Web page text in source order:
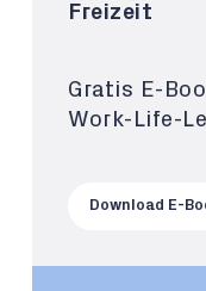
Freizeit
Gratis E-
Work-Life-
Download E-